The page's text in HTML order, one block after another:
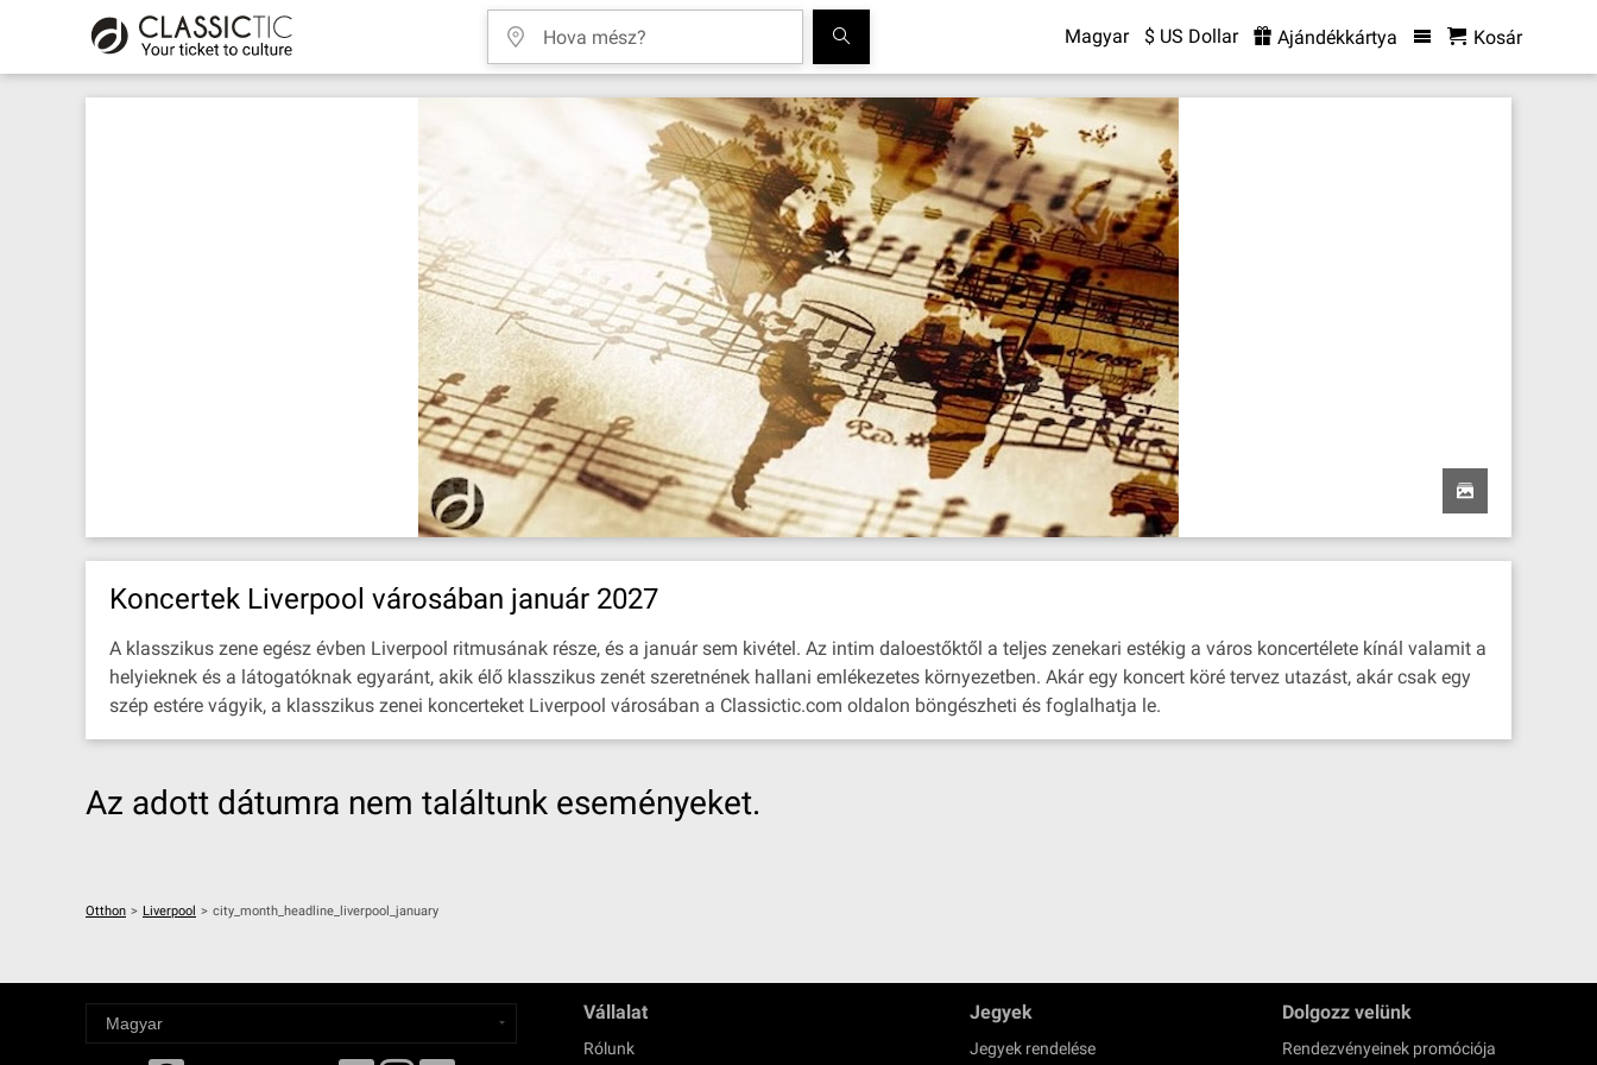
Magyar $ US Dollar Ajándékkártya Kosár
Koncertek Liverpool városában január 2027
A klasszikus zene egész évben Liverpool ritmusának része, és a január sem kivétel. Az intim daloestőktől a teljes zenekari estékig a város koncertélete kínál valamit a
helyieknek és a látogatóknak egyaránt, akik élő klasszikus zenét szeretnének hallani emlékezetes környezetben. Akár egy koncert köré tervez utazást, akár csak egy
szép estére vágyik, a klasszikus zenei koncerteket Liverpool városában a Classictic.com oldalon böngészheti és foglalhatja le.
Az adott dátumra nem találtunk eseményeket.
Otthon > Liverpool > city_month_headline_liverpool_january
Vállalat
Rólunk
Jegyek
Jegyek rendelése
Dolgozz velünk
Rendezvényeinek promóciója